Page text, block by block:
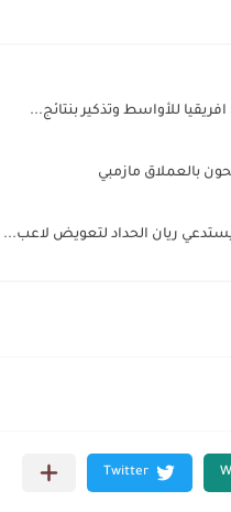
للأواسط وتذكير بنتائج...
بالعملاق مازمبي
ريان الحداد لتعويض لاعب...